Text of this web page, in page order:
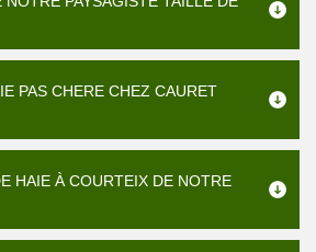
PAS CHERE CHEZ CAURET
HAIE À COURTEIX DE NOTRE